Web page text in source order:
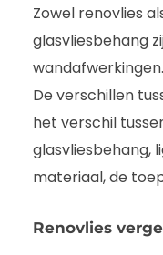
Zowel renovlies
glasvliesbehang
wandafwerkingen.
De verschillen
het verschil
glasvliesbehang,
materiaal, de
Renovlies